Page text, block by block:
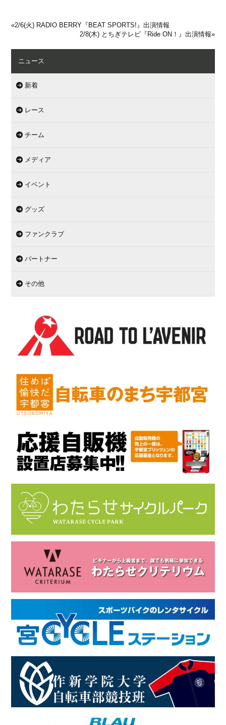
«2/6(火) RADIO BERRY『BEAT SPORTS!』出演情報
2/8(木) とちぎテレビ『Ride ON！』出演情報»
ニュース
新着
レース
チーム
メディア
イベント
グッズ
ファンクラブ
パートナー
その他